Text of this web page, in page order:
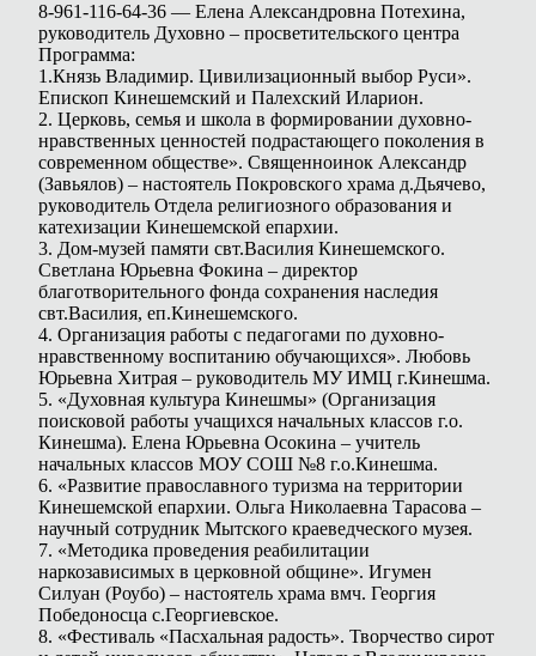
8-961-116-64-36 — Елена Александровна Потехина,
руководитель Духовно – просветительского центра
Программа:
1.Князь Владимир. Цивилизационный выбор Руси».
Епископ Кинешемский и Палехский Иларион.
2. Церковь, семья и школа в формировании духовно-
нравственных ценностей подрастающего поколения в
современном обществе». Священноинок Александр
(Завьялов) – настоятель Покровского храма д.Дьячево,
руководитель Отдела религиозного образования и
катехизации Кинешемской епархии.
3. Дом-музей памяти свт.Василия Кинешемского.
Светлана Юрьевна Фокина – директор
благотворительного фонда сохранения наследия
свт.Василия, еп.Кинешемского.
4. Организация работы с педагогами по духовно-
нравственному воспитанию обучающихся». Любовь
Юрьевна Хитрая – руководитель МУ ИМЦ г.Кинешма.
5. «Духовная культура Кинешмы» (Организация
поисковой работы учащихся начальных классов г.о.
Кинешма). Елена Юрьевна Осокина – учитель
начальных классов МОУ СОШ №8 г.о.Кинешма.
6. «Развитие православного туризма на территории
Кинешемской епархии. Ольга Николаевна Тарасова –
научный сотрудник Мытского краеведческого музея.
7. «Методика проведения реабилитации
наркозависимых в церковной общине». Игумен
Силуан (Роубо) – настоятель храма вмч. Георгия
Победоносца с.Георгиевское.
8. «Фестиваль «Пасхальная радость». Творчество сирот